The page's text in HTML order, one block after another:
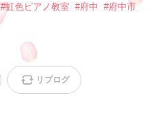
#虹色ピアノ教室 #府中 #府中市
リブログ